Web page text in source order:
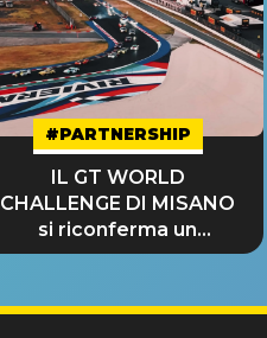
#PARTNERSHIP
IL GT WORLD
CHALLENGE DI MISANO
si riconferma un
GRANDE SUCCESSO!